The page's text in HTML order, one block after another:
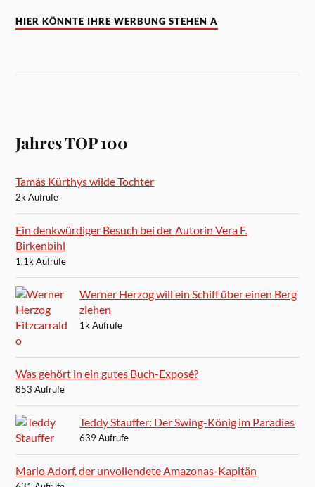
HIER KÖNNTE IHRE WERBUNG STEHEN A
Jahres TOP 100
Tamás Kürthys wilde Tochter
2k Aufrufe
Ein denkwürdiger Besuch bei der Autorin Vera F.
Birkenbihl
1.1k Aufrufe
Werner Herzog will ein Schiff über einen Berg
ziehen
1k Aufrufe
Was gehört in ein gutes Buch-Exposé?
853 Aufrufe
Teddy Stauffer: Der Swing-König im Paradies
639 Aufrufe
Mario Adorf, der unvollendete Amazonas-Kapitän